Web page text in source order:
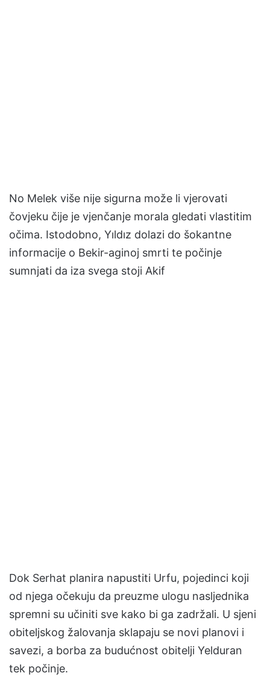
No Melek više nije sigurna može li vjerovati
čovjeku čije je vjenčanje morala gledati vlastitim
očima. Istodobno, Yıldız dolazi do šokantne
informacije o Bekir-aginoj smrti te počinje
sumnjati da iza svega stoji Akif
Dok Serhat planira napustiti Urfu, pojedinci koji
od njega očekuju da preuzme ulogu nasljednika
spremni su učiniti sve kako bi ga zadržali. U sjeni
obiteljskog žalovanja sklapaju se novi planovi i
savezi, a borba za budućnost obitelji Yelduran
tek počinje.